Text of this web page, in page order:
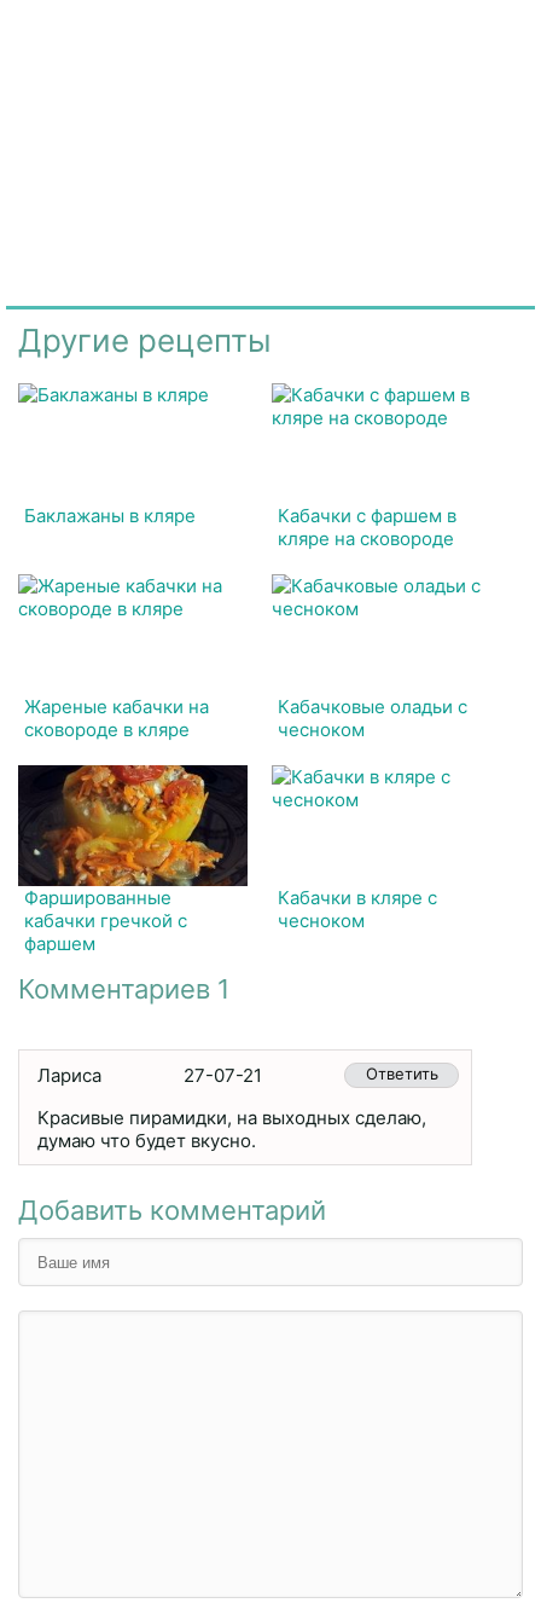
Другие рецепты
Баклажаны в кляре
Кабачки с фаршем в
кляре на сковороде
Жареные кабачки на
сковороде в кляре
Кабачковые оладьи с
чесноком
Фаршированные
кабачки гречкой с
фаршем
Кабачки в кляре с
чесноком
Комментариев 1
Лариса 27-07-21 Ответить
Красивые пирамидки, на выходных сделаю,
думаю что будет вкусно.
Добавить комментарий